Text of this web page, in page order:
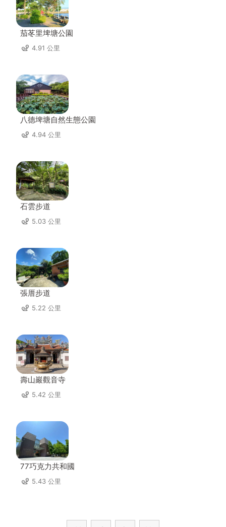
茄苳里埤塘公園
4.91 公里
八德埤塘自然生態公園
4.94 公里
石雲步道
5.03 公里
張厝步道
5.22 公里
壽山巖觀音寺
5.42 公里
77巧克力共和國
5.43 公里